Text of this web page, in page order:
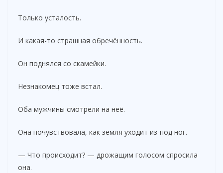
Только усталость.
И какая-то страшная обречённость.
Он поднялся со скамейки.
Незнакомец тоже встал.
Оба мужчины смотрели на неё.
Она почувствовала, как земля уходит из-под ног.
— Что происходит? — дрожащим голосом спросила
она.